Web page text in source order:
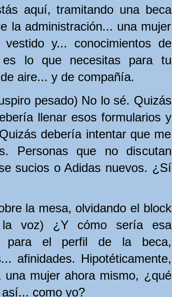
aquí, tramitando una beca
la administración... una mujer
y... conocimientos de
es lo que necesitas para tu
aire... y de compañía.
pesado) No lo sé. Quizás
llenar esos formularios y
debería intentar que me
Personas que no discutan
sucios o Adidas nuevos. ¿Sí
la mesa, olvidando el block
voz) ¿Y cómo sería esa
para el perfil de la beca,
afinidades. Hipotéticamente,
mujer ahora mismo, ¿qué
como yo?